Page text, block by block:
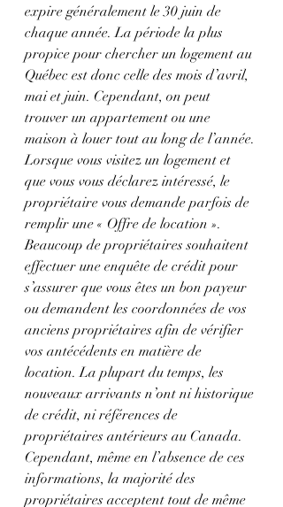
expire généralement le 30 juin de
chaque année. La période la plus
propice pour chercher un logement au
Québec est donc celle des mois d’avril,
mai et juin. Cependant, on peut
trouver un appartement ou une
maison à louer tout au long de l’année.
Lorsque vous visitez un logement et
que vous vous déclarez intéressé, le
propriétaire vous demande parfois de
remplir une « Offre de location ».
Beaucoup de propriétaires souhaitent
effectuer une enquête de crédit pour
s’assurer que vous êtes un bon payeur
ou demandent les coordonnées de vos
anciens propriétaires afin de vérifier
vos antécédents en matière de
location. La plupart du temps, les
nouveaux arrivants n’ont ni historique
de crédit, ni références de
propriétaires antérieurs au Canada.
Cependant, même en l’absence de ces
informations, la majorité des
propriétaires acceptent tout de même